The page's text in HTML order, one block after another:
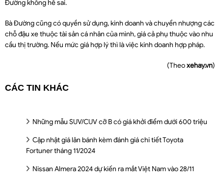
Đường không hề sai.
Bà Đường cũng có quyền sử dụng, kinh doanh và chuyển nhượng các
chỗ đậu xe thuộc tài sản cá nhân của mình, giá cả phụ thuộc vào nhu
cầu thị trường. Nếu mức giá hợp lý thì là việc kinh doanh hợp pháp.
(Theoxehay.vn)
CÁC TIN KHÁC
Những mẫu SUV/CUV cỡ B có giá khởi điểm dưới 600 triệu
Cập nhật giá lăn bánh kèm đánh giá chi tiết Toyota
Fortuner tháng 11/2024
Nissan Almera 2024 dự kiến ra mắt Việt Nam vào 28/11